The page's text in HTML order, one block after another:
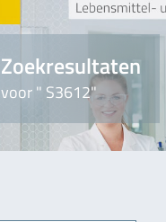
Zoekresultaten
voor " S3612"